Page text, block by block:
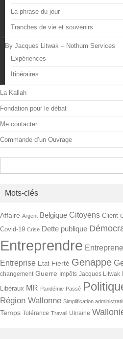
La phrase du jour
Tranches de vie et souvenirs
By Jacques Litwak – Nothum Services
Expériences
Itinéraires
La Kallah
Fondation pour le débat
Me contacter
Commande d’un Ouvrage
Mots-clés
Affaire Argent Belgique Citoyens Client
Covid-19 Crise Dette publique
Entreprendre
Entreprise Etat Fierté Genappe
changement Guerre Impôts Jacques Litwak
Libéraux MR Pandémie Passé
Région Wallonne Simplification
Temps Tolérance Travail Ukraine